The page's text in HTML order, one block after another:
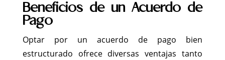
Beneficios de un Acuerdo de
Pago
Optar por un acuerdo de pago bien
estructurado ofrece diversas ventajas tanto